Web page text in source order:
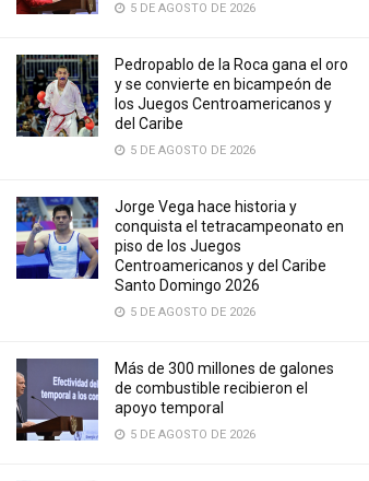
5 DE AGOSTO DE 2026
Pedropablo de la Roca gana el oro
y se convierte en bicampeón de
los Juegos Centroamericanos y
del Caribe
5 DE AGOSTO DE 2026
Jorge Vega hace historia y
conquista el tetracampeonato en
piso de los Juegos
Centroamericanos y del Caribe
Santo Domingo 2026
5 DE AGOSTO DE 2026
Más de 300 millones de galones
de combustible recibieron el
apoyo temporal
5 DE AGOSTO DE 2026